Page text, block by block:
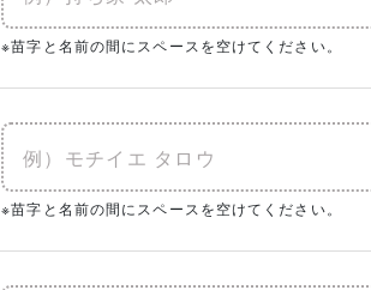
※苗字と名前の間にスペースを空けてください。
※苗字と名前の間にスペースを空けてください。